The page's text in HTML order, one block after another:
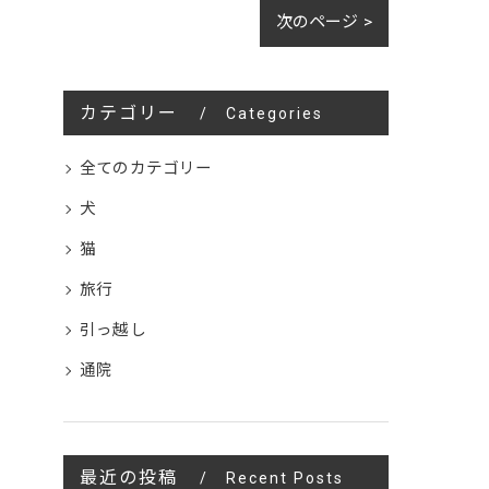
次のページ >
カテゴリー Categories
全てのカテゴリー
犬
猫
旅行
引っ越し
通院
最近の投稿 Recent Posts